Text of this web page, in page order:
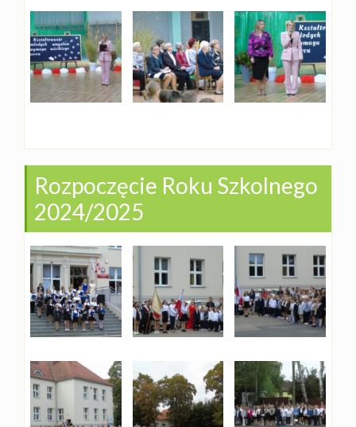
Rozpoczęcie Roku Szkolnego
2024/2025